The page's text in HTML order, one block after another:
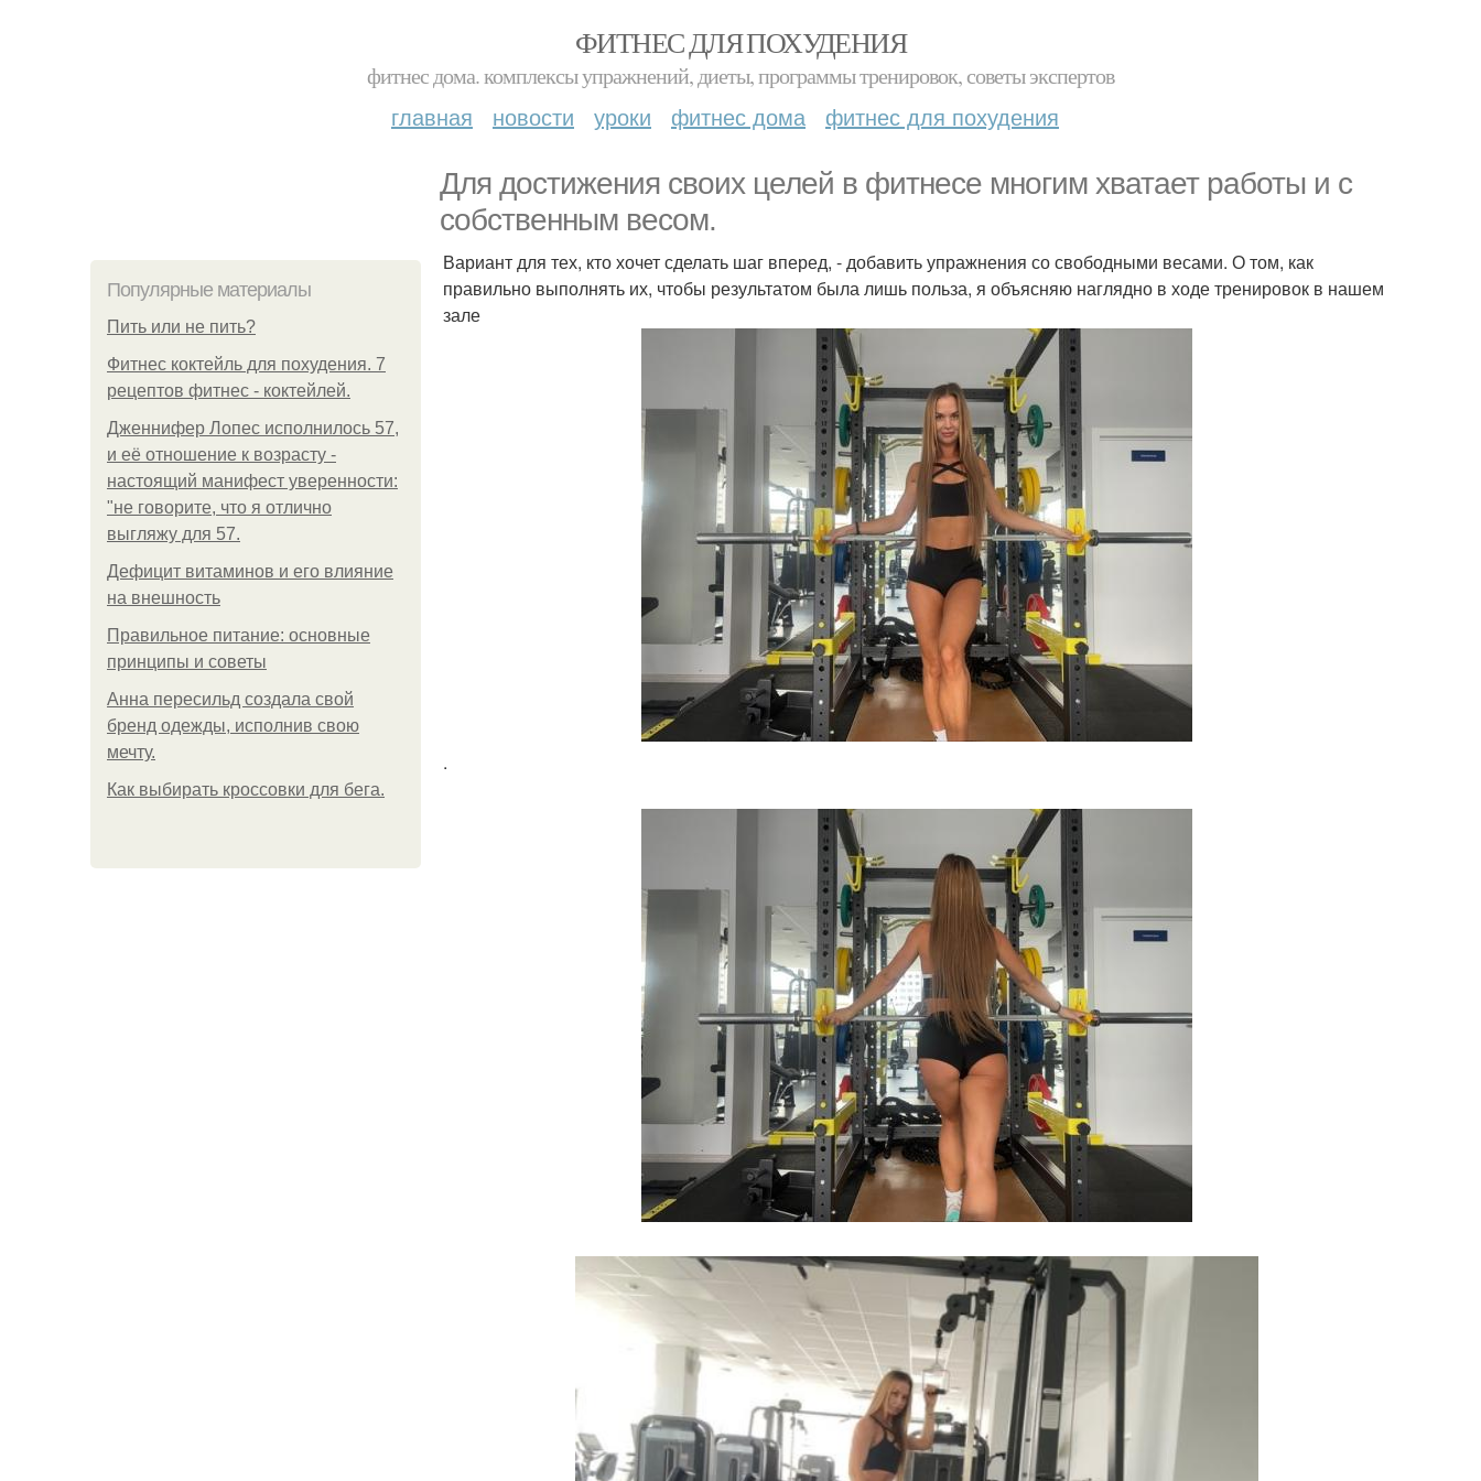
ФИТНЕС ДЛЯ ПОХУДЕНИЯ
фитнес дома. комплексы упражнений, диеты, программы тренировок, советы экспертов
главная новости уроки фитнес дома фитнес для похудения
Для достижения своих целей в фитнесе многим хватает работы и с
собственным весом.
Популярные материалы
Пить или не пить?
Фитнес коктейль для похудения. 7
рецептов фитнес - коктейлей.
Дженнифер Лопес исполнилось 57,
и её отношение к возрасту -
настоящий манифест уверенности:
"не говорите, что я отлично
выгляжу для 57.
Дефицит витаминов и его влияние
на внешность
Правильное питание: основные
принципы и советы
Анна пересильд создала свой
бренд одежды, исполнив свою
мечту.
Как выбирать кроссовки для бега.
Вариант для тех, кто хочет сделать шаг вперед, - добавить упражнения со свободными весами. О том, как
правильно выполнять их, чтобы результатом была лишь польза, я объясняю наглядно в ходе тренировок в нашем
зале
.